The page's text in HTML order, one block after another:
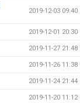
2019-12-03 09:40
2019-12-01 20:30
2019-11-27 21:48
2019-11-26 11:38
2019-11-24 21:44
2019-11-20 11:12